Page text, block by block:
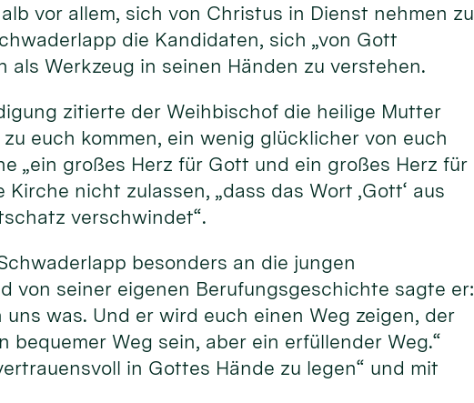
vor allem, sich von Christus in Dienst nehmen zu
die Kandidaten, sich „von Gott
als Werkzeug in seinen Händen zu verstehen.
zitierte der Weihbischof die heilige Mutter
euch kommen, ein wenig glücklicher von euch
„ein großes Herz für Gott und ein großes Herz für
nicht zulassen, „dass das Wort ‚Gott‘ aus
verschwindet“.
besonders an die jungen
von seiner eigenen Berufungsgeschichte sagte er:
was. Und er wird euch einen Weg zeigen, der
Weg sein, aber ein erfüllender Weg.“
in Gottes Hände zu legen“ und mit